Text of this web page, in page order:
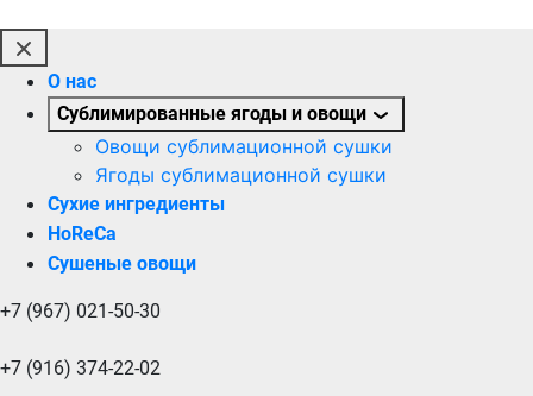
О нас
Сублимированные ягоды и овощи
Овощи сублимационной сушки
Ягоды сублимационной сушки
Сухие ингредиенты
HoReCa
Сушеные овощи
+7 (967) 021-50-30
+7 (916) 374-22-02